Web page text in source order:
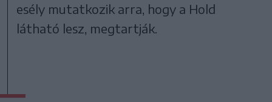
esély mutatkozik arra, hogy a Hold
látható lesz, megtartják.